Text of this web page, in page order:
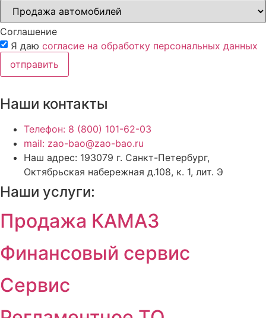
Соглашение
Я даю согласие на обработку персональных данных
отправить
Наши контакты
Телефон: 8 (800) 101-62-03
mail: zao-bao@zao-bao.ru
Наш адрес: 193079 г. Санкт-Петербург,
Октябрьская набережная д.108, к. 1, лит. Э
Наши услуги:
Продажа КАМАЗ
Финансовый сервис
Сервис